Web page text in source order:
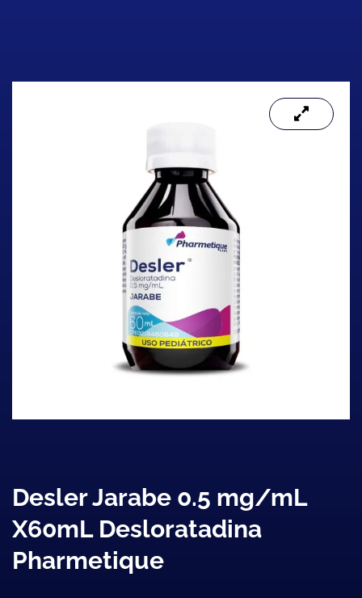
Desler Jarabe 0.5 mg/mL
X60mL Desloratadina
Pharmetique